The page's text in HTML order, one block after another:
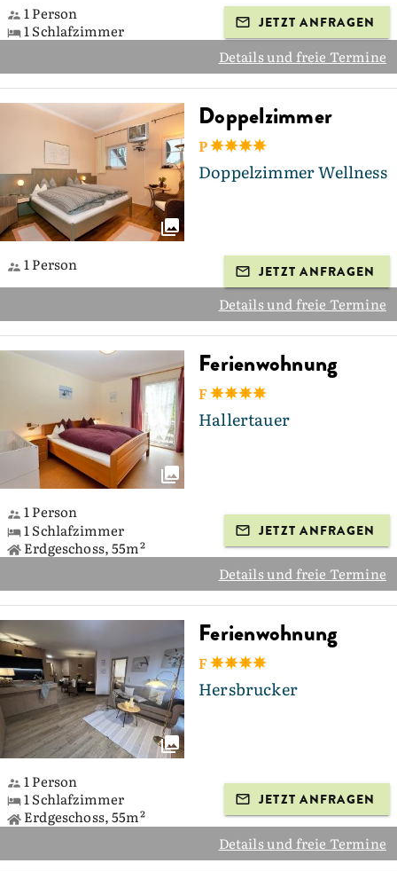
1 Person
1 Schlafzimmer
JETZT ANFRAGEN
Details und freie Termine
Doppelzimmer
P
Doppelzimmer Wellness
1 Person JETZT ANFRAGEN
Details und freie Termine
Ferienwohnung
F
Hallertauer
1 Person
1 Schlafzimmer
Erdgeschoss, 55m²
JETZT ANFRAGEN
Details und freie Termine
Ferienwohnung
F
Hersbrucker
1 Person
1 Schlafzimmer
Erdgeschoss, 55m²
JETZT ANFRAGEN
Details und freie Termine